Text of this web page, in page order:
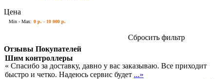
Цена
Min - Max: 0 р. - 10 000 р.
Сбросить фильтр
Отзывы Покупателей
Шим контроллеры
« Спасибо за доставку, давно у вас заказываю. Все приходит
быстро и четко. Надеюсь сервис будет ...»